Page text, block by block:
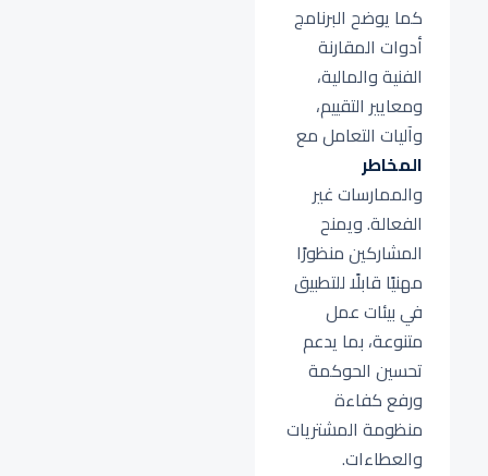
كما يوضح البرنامج
أدوات المقارنة
الفنية والمالية،
ومعايير التقييم،
وآليات التعامل مع
المخاطر
والممارسات غير
الفعالة. ويمنح
المشاركين منظورًا
مهنيًا قابلًا للتطبيق
في بيئات عمل
متنوعة، بما يدعم
تحسين الحوكمة
ورفع كفاءة
منظومة المشتريات
والعطاءات.